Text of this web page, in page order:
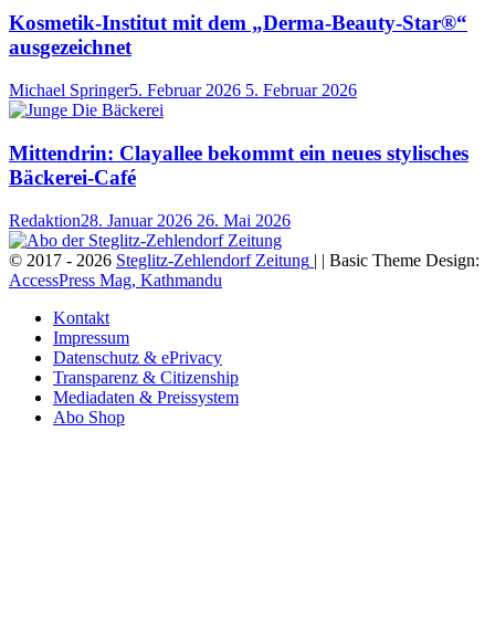
Kosmetik-Institut mit dem „Derma-Beauty-Star®“
ausgezeichnet
Michael Springer5. Februar 2026 5. Februar 2026
Mittendrin: Clayallee bekommt ein neues stylisches
Bäckerei-Café
Redaktion28. Januar 2026 26. Mai 2026
© 2017 - 2026 Steglitz-Zehlendorf Zeitung | | Basic Theme Design:
AccessPress Mag, Kathmandu
Kontakt
Impressum
Datenschutz & ePrivacy
Transparenz & Citizenship
Mediadaten & Preissystem
Abo Shop